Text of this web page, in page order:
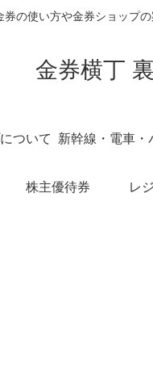
券の使い方や金券ショップ
金券横丁
ついて
株主優待券